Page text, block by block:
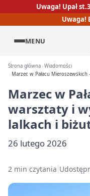
Uwaga! Upał
Uwaga!
MENU
Strona główna Wiadomości
Marzec w Pałacu
Marzec w
warsztaty i
lalkach i
26 lutego 2026
2 min czytania